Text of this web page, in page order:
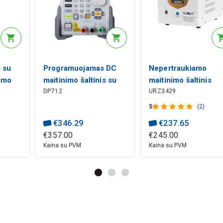
su
Programuojamas DC
maitinimo šaltinis su
vienu išėjimo kanalu
DP712
€346.29
€357.00
Kaina su PVM
Nepertraukiamo
maitinimo šaltinis
24V/230Vac
2600VA/1800W, UPS,
kilnojamas,
2600/24
URZ3429
5 (2)
€237.65
€245.00
Kaina su PVM